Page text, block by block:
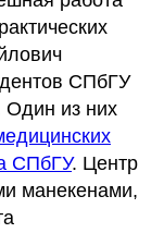
СПбГУ
Один из них
СПбГУ. Центр
манекенами,